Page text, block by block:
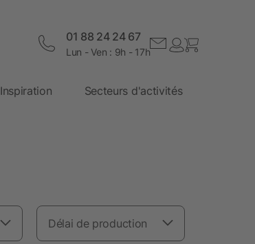
01 88 24 24 67
Lun - Ven : 9h - 17h
Inspiration Secteurs d'activités
Délai de production